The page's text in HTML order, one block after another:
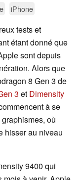
iPhone
tests et
étant donné que
sont depuis
Alors que
8 Gen 3 de
3 et Dimensity
à se
où
hisser au niveau
9400 qui